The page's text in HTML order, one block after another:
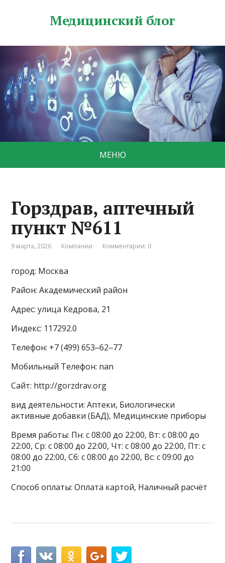
Медицинский блог
МЕНЮ
Горздрав, аптечный
пункт №611
9 марта, 2026 Компании Комментарии: 0
город: Москва
Район: Академический район
Адрес: улица Кедрова, 21
Индекс: 117292.0
Телефон: +7 (499) 653‒62‒77
Мобильный Телефон: nan
Сайт: http://gorzdrav.org
вид деятельности: Аптеки, Биологически
активные добавки (БАД), Медицинские приборы
Время работы: Пн: с 08:00 до 22:00, Вт: с 08:00 до
22:00, Ср: с 08:00 до 22:00, Чт: с 08:00 до 22:00, Пт: с
08:00 до 22:00, Сб: с 08:00 до 22:00, Вс: с 09:00 до
21:00
Способ оплаты: Оплата картой, Наличный расчёт